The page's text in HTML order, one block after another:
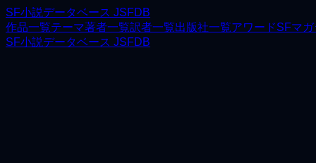
SF小説データベース JSFDB
作品一覧テーマ著者一覧訳者一覧出版社一覧アワードSFマガ
SF小説データベース JSFDB